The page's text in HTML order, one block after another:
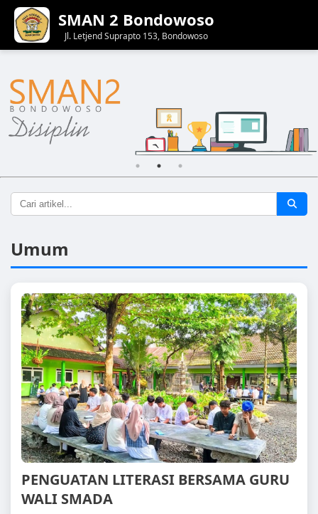
SMAN 2 Bondowoso
Jl. Letjend Suprapto 153, Bondowoso
Umum
PENGUATAN LITERASI BERSAMA GURU
WALI SMADA